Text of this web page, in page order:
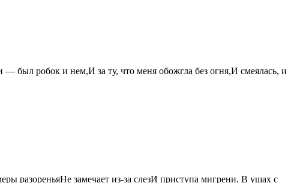
был робок и нем,И за ту, что меня обожгла без огня,И смеялась, и
разореньяНе замечает из-за слезИ приступа мигрени. В ушах с